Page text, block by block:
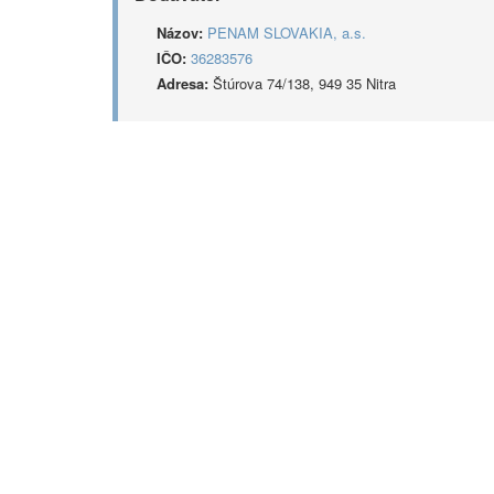
Názov: PENAM SLOVAKIA, a.s.
IČO: 36283576
Adresa: Štúrova 74/138, 949 35 Nitra